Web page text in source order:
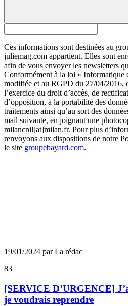
Ces informations sont destinées au
juliemag.com appartient. Elles sont
afin de vous envoyer les newsletters
Conformément à la loi « Informatique
modifiée et au RGPD du 27/04/2016,
l’exercice du droit d’accès, de
d’opposition, à la portabilité des
traitements ainsi qu’au sort des
mail suivante, en joignant une
milancnil[at]milan.fr. Pour plus
renvoyons aux dispositions de notre
le site groupebayard.com.
19/01/2024 par La rédac
83
[SERVICE D’URGENCE]
je voudrais reprendre